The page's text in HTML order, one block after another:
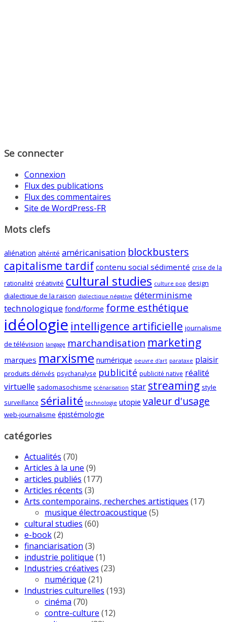
Se connecter
Connexion
Flux des publications
Flux des commentaires
Site de WordPress-FR
Mots clefs
aliénation altérité américanisation blockbusters
capitalisme tardif contenu social sédimenté crise de la
rationalité créativité cultural studies culture pop design
dialectique de la raison dialectique négative déterminisme
technologique fond/forme forme esthétique
idéologie intelligence artificielle journalisme
de télévision langage marchandisation marketing
marques marxisme numérique oeuvre d'art parataxe plaisir
produits dérivés psychanalyse publicité publicité native réalité
virtuelle sadomasochisme scénarisation star streaming style
surveillance sérialité technologie utopie valeur d'usage
web-journalisme épistémologie
catégories
Actualités (70)
Articles à la une (9)
articles publiés (177)
Articles récents (3)
Arts contemporains, recherches artistiques (17)
musique électroacoustique (5)
cultural studies (60)
e-book(2)
financiarisation (3)
industrie politique (1)
Industries créatives (23)
numérique (21)
Industries culturelles (193)
cinéma (70)
contre-culture (12)